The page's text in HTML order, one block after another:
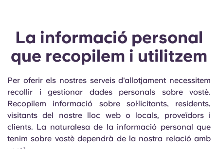
La informació personal
que recopilem i utilitzem
Per oferir els nostres serveis d'allotjament necessitem
recollir i gestionar dades personals sobre vostè.
Recopilem informació sobre sol·licitants, residents,
visitants del nostre lloc web o locals, proveïdors i
clients. La naturalesa de la informació personal que
tenim sobre vostè dependrà de la nostra relació amb